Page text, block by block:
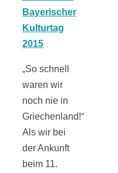
„So schnell
waren wir
noch nie in
Griechenland!“
Als wir bei
der Ankunft
beim 11.